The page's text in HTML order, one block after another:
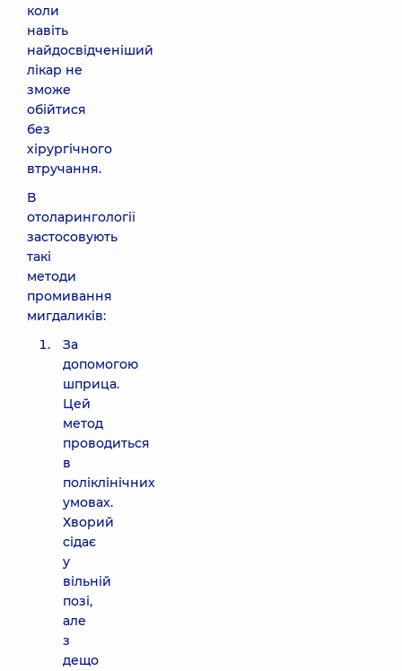
коли
навіть
найдосвідченіший
лікар не
зможе
обійтися
без
хірургічного
втручання.
В
отоларингології
застосовують
такі
методи
промивання
мигдаликів:
За
допомогою
шприца.
Цей
метод
проводиться
в
поліклінічних
умовах.
Хворий
сідає
у
вільній
позі,
але
з
дещо